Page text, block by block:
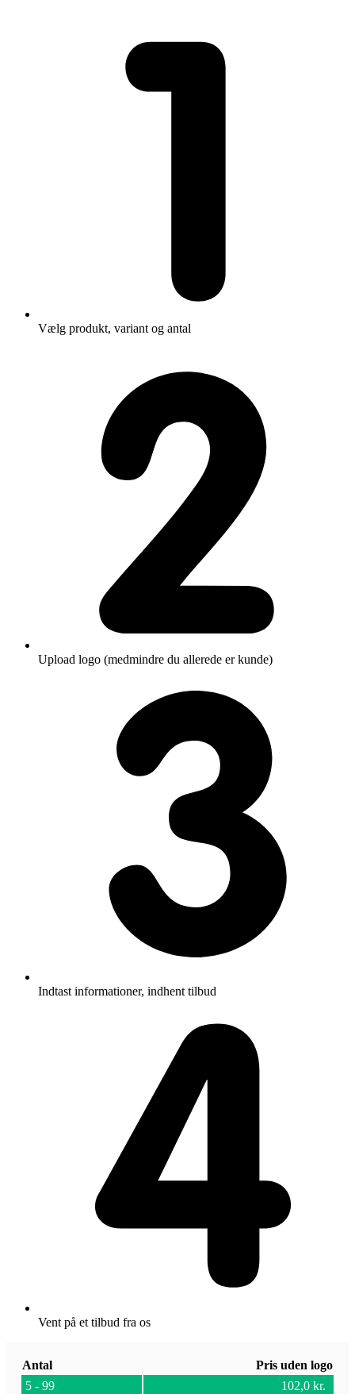
Vælg produkt, variant og antal
Upload logo (medmindre du allerede er kunde)
Indtast informationer, indhent tilbud
Vent på et tilbud fra os
Antal
Pris uden logo
5 - 99
102,0 kr.